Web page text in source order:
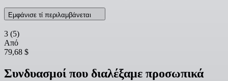
Εμφάνισε τί περιλαμβάνεται
3 (5)
Από
79,68 $
Συνδυασμοί που διαλέξαμε προσωπικά